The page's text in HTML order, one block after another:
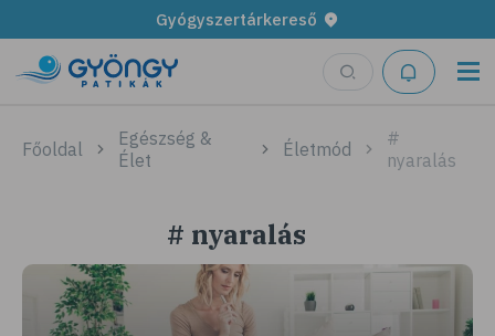
Gyógyszertárkereső
Főoldal
Egészség &
Élet
Életmód
#
nyaralás
# nyaralás